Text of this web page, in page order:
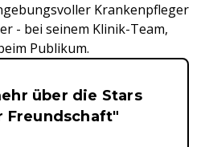
Krankenpfleger
- bei seinem Klinik-Team,
Publikum.
&
über die Stars
Freundschaft"